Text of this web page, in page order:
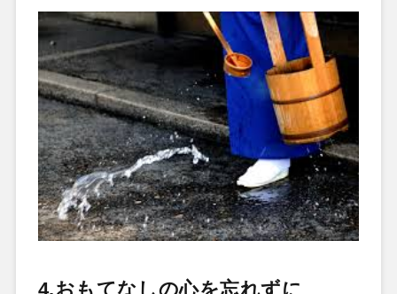
4.おもてなしの心を忘れずに